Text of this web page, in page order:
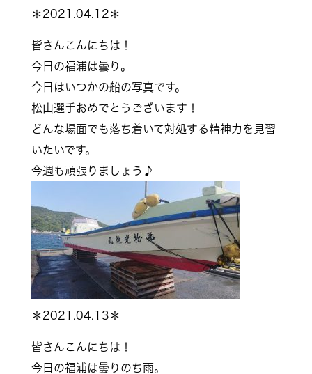
＊2021.04.12＊
皆さんこんにちは！
今日の福浦は曇り。
今日はいつかの船の写真です。
松山選手おめでとうございます！
どんな場面でも落ち着いて対処する精神力を見習
いたいです。
今週も頑張りましょう♪
＊2021.04.13＊
皆さんこんにちは！
今日の福浦は曇りのち雨。